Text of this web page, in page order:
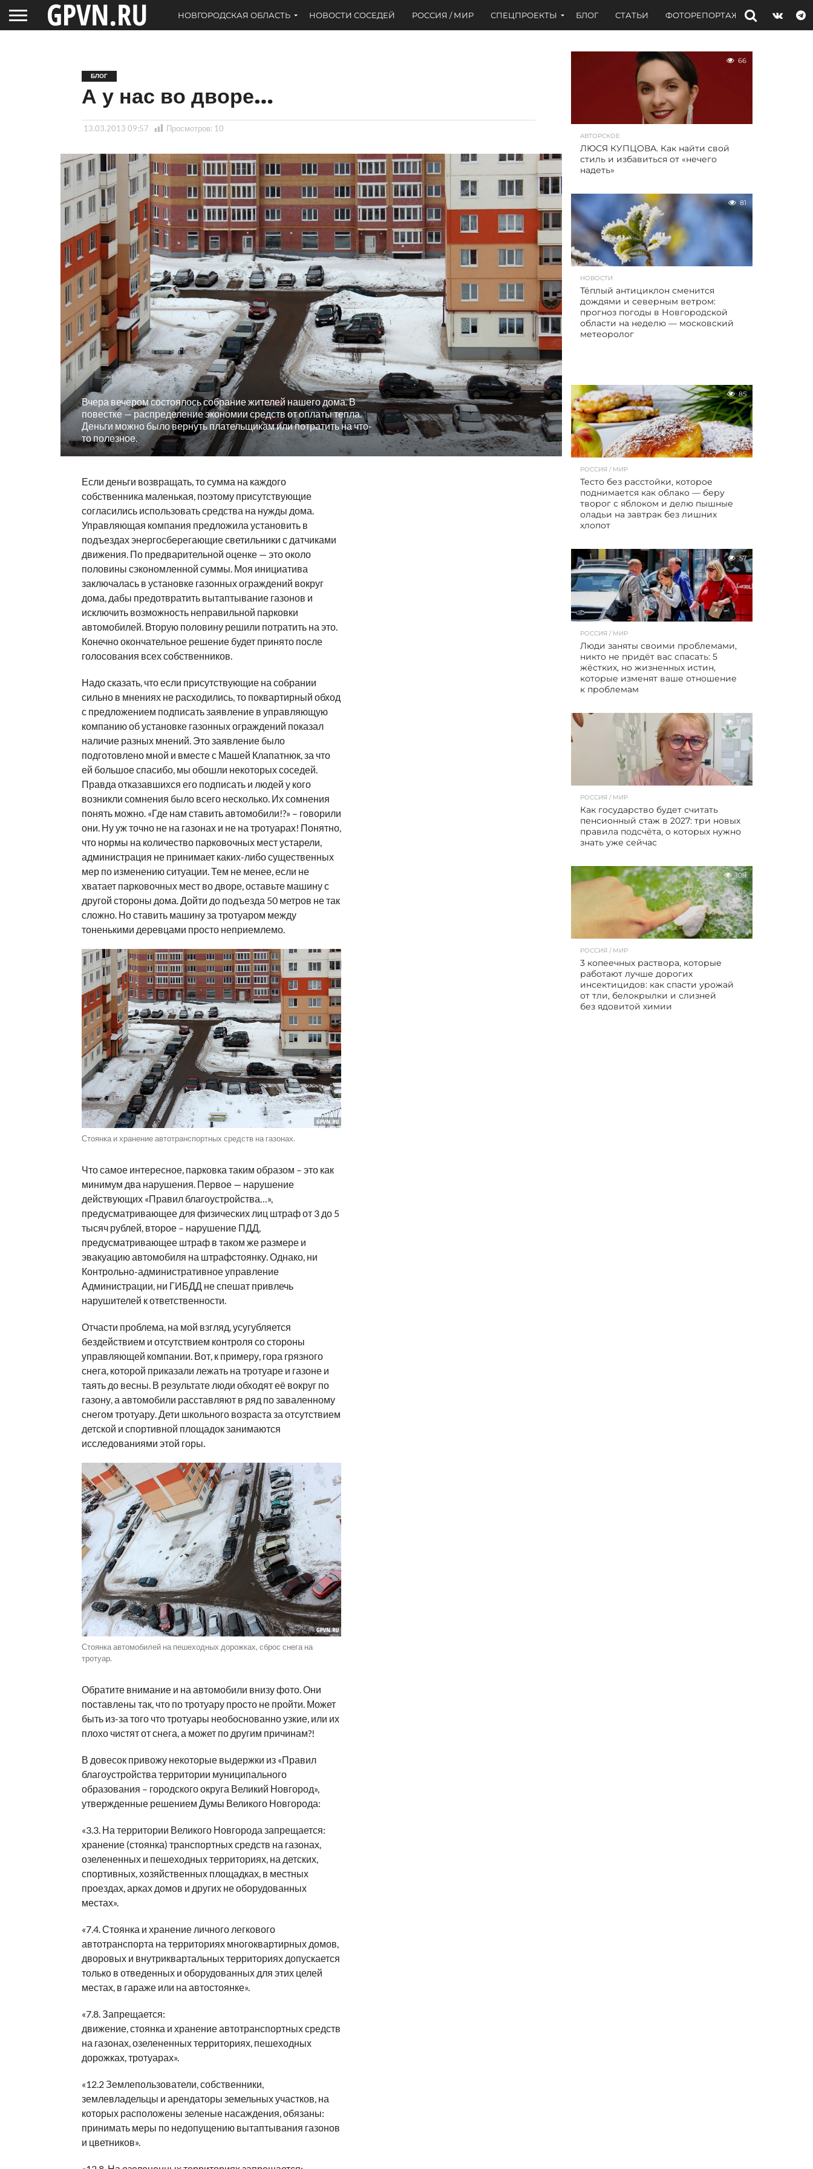
НОВГОРОДСКАЯ ОБЛАСТЬ НОВОСТИ СОСЕДЕЙ РОССИЯ / МИР СПЕЦПРОЕКТЫ БЛОГ СТАТЬИ ФОТОРЕПОРТАЖИ ИНТЕРВЬЮ
БЛОГ
А у нас во дворе…
13.03.2013 09:57 Просмотров: 10
Вчера вечером состоялось собрание жителей нашего дома. В
повестке — распределение экономии средств от оплаты тепла.
Деньги можно было вернуть плательщикам или потратить на что-
то полезное.
Если деньги возвращать, то сумма на каждого
собственника маленькая, поэтому присутствующие
согласились использовать средства на нужды дома.
Управляющая компания предложила установить в
подъездах энергосберегающие светильники с датчиками
движения. По предварительной оценке — это около
половины сэкономленной суммы. Моя инициатива
заключалась в установке газонных ограждений вокруг
дома, дабы предотвратить вытаптывание газонов и
исключить возможность неправильной парковки
автомобилей. Вторую половину решили потратить на это.
Конечно окончательное решение будет принято после
голосования всех собственников.
Надо сказать, что если присутствующие на собрании
сильно в мнениях не расходились, то поквартирный обход
с предложением подписать заявление в управляющую
компанию об установке газонных ограждений показал
наличие разных мнений. Это заявление было
подготовлено мной и вместе с Машей Клапатнюк, за что
ей большое спасибо, мы обошли некоторых соседей.
Правда отказавшихся его подписать и людей у кого
возникли сомнения было всего несколько. Их сомнения
понять можно. «Где нам ставить автомобили!?» – говорили
они. Ну уж точно не на газонах и не на тротуарах! Понятно,
что нормы на количество парковочных мест устарели,
администрация не принимает каких-либо существенных
мер по изменению ситуации. Тем не менее, если не
хватает парковочных мест во дворе, оставьте машину с
другой стороны дома. Дойти до подъезда 50 метров не так
сложно. Но ставить машину за тротуаром между
тоненькими деревцами просто неприемлемо.
Стоянка и хранение автотранспортных средств на газонах.
Что самое интересное, парковка таким образом – это как
минимум два нарушения. Первое — нарушение
действующих «Правил благоустройства…»,
предусматривающее для физических лиц штраф от 3 до 5
тысяч рублей, второе – нарушение ПДД,
предусматривающее штраф в таком же размере и
эвакуацию автомобиля на штрафстоянку. Однако, ни
Контрольно-административное управление
Администрации, ни ГИБДД не спешат привлечь
нарушителей к ответственности.
Отчасти проблема, на мой взгляд, усугубляется
бездействием и отсутствием контроля со стороны
управляющей компании. Вот, к примеру, гора грязного
снега, которой приказали лежать на тротуаре и газоне и
таять до весны. В результате люди обходят её вокруг по
газону, а автомобили расставляют в ряд по заваленному
снегом тротуару. Дети школьного возраста за отсутствием
детской и спортивной площадок занимаются
исследованиями этой горы.
Стоянка автомобилей на пешеходных дорожках, сброс снега на
тротуар.
Обратите внимание и на автомобили внизу фото. Они
поставлены так, что по тротуару просто не пройти. Может
быть из-за того что тротуары необоснованно узкие, или их
плохо чистят от снега, а может по другим причинам?!
В довесок привожу некоторые выдержки из «Правил
благоустройства территории муниципального
образования – городского округа Великий Новгород»,
утвержденные решением Думы Великого Новгорода:
«3.3. На территории Великого Новгорода запрещается:
хранение (стоянка) транспортных средств на газонах,
озелененных и пешеходных территориях, на детских,
спортивных, хозяйственных площадках, в местных
проездах, арках домов и других не оборудованных
местах».
«7.4. Стоянка и хранение личного легкового
автотранспорта на территориях многоквартирных домов,
дворовых и внутриквартальных территориях допускается
только в отведенных и оборудованных для этих целей
местах, в гараже или на автостоянке».
«7.8. Запрещается:
движение, стоянка и хранение автотранспортных средств
на газонах, озелененных территориях, пешеходных
дорожках, тротуарах».
«12.2 Землепользователи, собственники,
землевладельцы и арендаторы земельных участков, на
которых расположены зеленые насаждения, обязаны:
принимать меры по недопущению вытаптывания газонов
и цветников».
66
АВТОРСКОЕ
ЛЮСЯ КУПЦОВА. Как найти свой
стиль и избавиться от «нечего
надеть»
81
НОВОСТИ
Тёплый антициклон сменится
дождями и северным ветром:
прогноз погоды в Новгородской
области на неделю — московский
метеоролог
85
РОССИЯ / МИР
Тесто без расстойки, которое
поднимается как облако — беру
творог с яблоком и делю пышные
оладьи на завтрак без лишних
хлопот
57
РОССИЯ / МИР
Люди заняты своими проблемами,
никто не придёт вас спасать: 5
жёстких, но жизненных истин,
которые изменят ваше отношение
к проблемам
137
РОССИЯ / МИР
Как государство будет считать
пенсионный стаж в 2027: три новых
правила подсчёта, о которых нужно
знать уже сейчас
108
РОССИЯ / МИР
3 копеечных раствора, которые
работают лучше дорогих
инсектицидов: как спасти урожай
от тли, белокрылки и слизней
без ядовитой химии